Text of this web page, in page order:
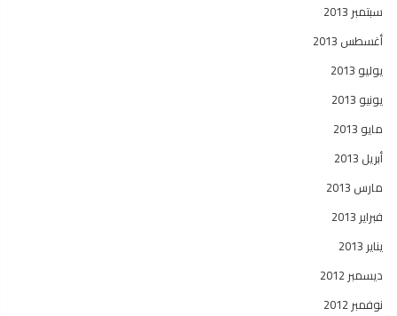
سبتمبر 2013
أغسطس 2013
يوليو 2013
يونيو 2013
مايو 2013
أبريل 2013
مارس 2013
فبراير 2013
يناير 2013
ديسمبر 2012
نوفمبر 2012